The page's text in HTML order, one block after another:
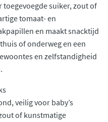
suiker, zout of
tomaat- en
en maakt snacktijd
of onderweg en een
en zelfstandigheid
veilig voor baby’s
of kunstmatige